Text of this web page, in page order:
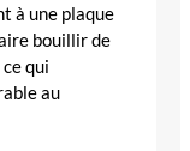
à une plaque
bouillir de
qui
au